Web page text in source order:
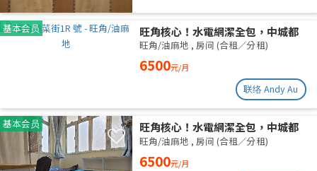
基本会员
旺角核心！水電網潔全包，中城都
理大通勤黨
旺角/油麻地 , 房间 (合租／分租)
6500元/月
联络 Andy Au
基本会员
旺角核心！水電網潔全包，中城都
理大通勤黨
旺角/油麻地 , 房间 (合租／分租)
6500元/月